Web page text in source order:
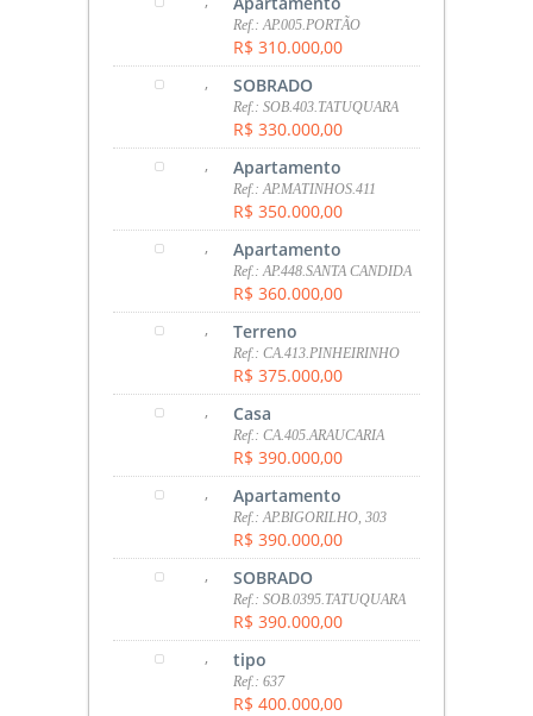
Ref.: AP.005.PORTÃO
R$ 310.000,00
, SOBRADO
Ref.: SOB.403.TATUQUARA
R$ 330.000,00
, Apartamento
Ref.: AP.MATINHOS.411
R$ 350.000,00
, Apartamento
Ref.: AP.448.SANTA CANDIDA
R$ 360.000,00
, Terreno
Ref.: CA.413.PINHEIRINHO
R$ 375.000,00
, Casa
Ref.: CA.405.ARAUCARIA
R$ 390.000,00
, Apartamento
Ref.: AP.BIGORILHO, 303
R$ 390.000,00
, SOBRADO
Ref.: SOB.0395.TATUQUARA
R$ 390.000,00
, tipo
Ref.: 637
R$ 400.000,00